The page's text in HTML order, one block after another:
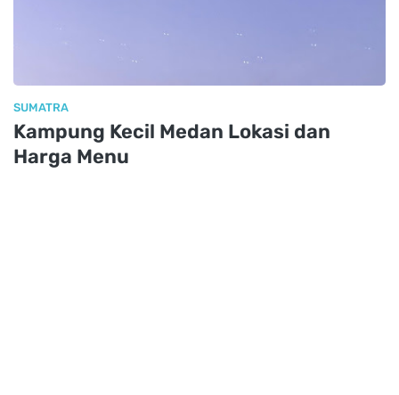
SUMATRA
Kampung Kecil Medan Lokasi dan
Harga Menu